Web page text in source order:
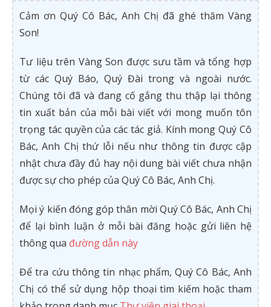
Cảm ơn Quý Cô Bác, Anh Chị đã ghé thăm Vàng
Son!
Tư liệu trên Vàng Son được sưu tầm và tổng hợp
từ các Quý Báo, Quý Đài trong và ngoài nước.
Chúng tôi đã và đang cố gắng thu thập lại thông
tin xuất bản của mỗi bài viết với mong muốn tôn
trọng tác quyền của các tác giả. Kính mong Quý Cô
Bác, Anh Chị thứ lỗi nếu như thông tin được cập
nhật chưa đầy đủ hay nội dung bài viết chưa nhận
được sự cho phép của Quý Cô Bác, Anh Chị.
Mọi ý kiến đóng góp thân mời Quý Cô Bác, Anh Chị
để lại bình luận ở mỗi bài đăng hoặc gửi liên hệ
thông qua đường dẫn này
Để tra cứu thông tin nhạc phẩm, Quý Cô Bác, Anh
Chị có thể sử dụng hộp thoại tìm kiếm hoặc tham